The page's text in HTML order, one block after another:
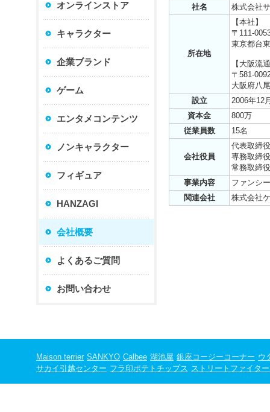
オンラインストア
キャラクター
企業ブランド
ゲーム
エンタメコンテンツ
ノンキャラクター
フィギュア
HANZAGI
会社概要
よくあるご質問
お問い合わせ
社名 株式会社
所在地
【本社】
〒111-
東京都台
【大阪流
〒581-
大阪府八
設立
2006年12
資本金
800万
従業員数
15名
会社役員
代表取締
専務取締
常務取締
事業内容
ファンシ
関連会社
株式会社
Maison terrier SANKYO Calbee 湖池屋 銀座コージーコーナー ウ
サカイ引越センター フラ印ポテトチップス ストリートファイタ